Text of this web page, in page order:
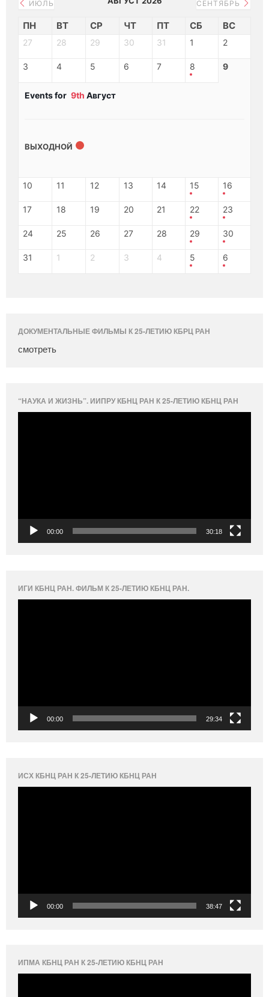
ИЮЛЬ СЕНТЯБРЬ
ПН ВТ СР ЧТ ПТ СБ ВС
27 28 29 30 31 1 2
3 4 5 6 7 8 9
Events for 9th Август
ВЫХОДНОЙ
10 11 12 13 14 15 16
17 18 19 20 21 22 23
24 25 26 27 28 29 30
31 1 2 3 4 5 6
ДОКУМЕНТАЛЬНЫЕ ФИЛЬМЫ К 25-ЛЕТИЮ КБРЦ РАН
смотреть
“НАУКА И ЖИЗНЬ”. ИИПРУ КБНЦ РАН К 25-ЛЕТИЮ КБНЦ РАН
00:00 30:18
ИГИ КБНЦ РАН. ФИЛЬМ К 25-ЛЕТИЮ КБНЦ РАН.
00:00 29:34
ИСХ КБНЦ РАН К 25-ЛЕТИЮ КБНЦ РАН
00:00 38:47
ИПМА КБНЦ РАН К 25-ЛЕТИЮ КБНЦ РАН